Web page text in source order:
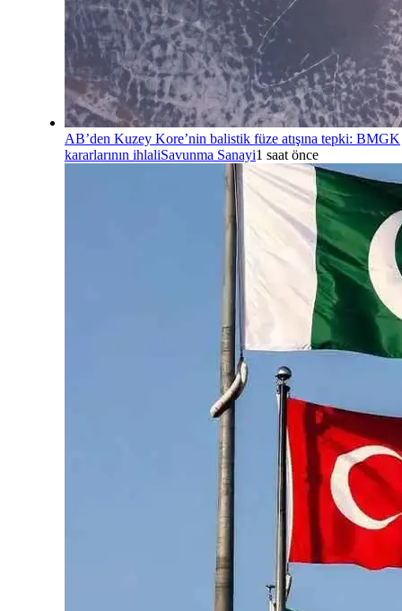
AB’den Kuzey Kore’nin balistik füze atışına tepki: BMGK
kararlarının ihlaliSavunma Sanayi1 saat önce